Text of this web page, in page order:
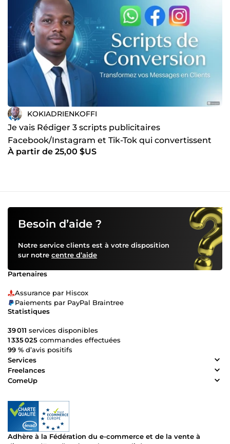
KOKIADRIENKOFFI
Je vais Rédiger 3 scripts publicitaires
Facebook/Instagram et Tik-Tok qui convertissent
en clients
À partir de 25,00 $US
Besoin d’aide ?
Notre service clients est à votre disposition
sur notre centre d’aide
Partenaires
Assurance par Hiscox
Paiements par PayPal Braintree
Statistiques
39 011 services disponibles
1 335 025 commandes effectuées
99 % d’avis positifs
Services
Freelances
ComeUp
Adhère à la Fédération du e-commerce et de la vente à